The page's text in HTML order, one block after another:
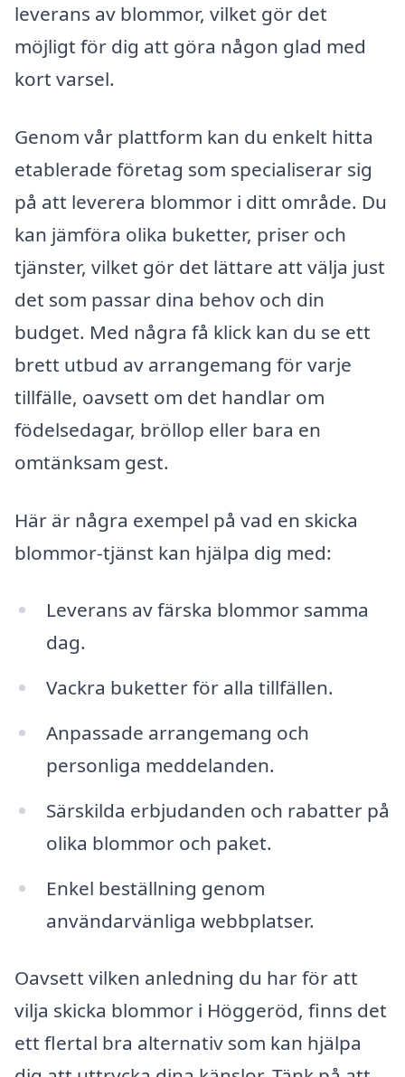
leverans av blommor, vilket gör det
möjligt för dig att göra någon glad med
kort varsel.
Genom vår plattform kan du enkelt hitta
etablerade företag som specialiserar sig
på att leverera blommor i ditt område. Du
kan jämföra olika buketter, priser och
tjänster, vilket gör det lättare att välja just
det som passar dina behov och din
budget. Med några få klick kan du se ett
brett utbud av arrangemang för varje
tillfälle, oavsett om det handlar om
födelsedagar, bröllop eller bara en
omtänksam gest.
Här är några exempel på vad en skicka
blommor-tjänst kan hjälpa dig med:
Leverans av färska blommor samma
dag.
Vackra buketter för alla tillfällen.
Anpassade arrangemang och
personliga meddelanden.
Särskilda erbjudanden och rabatter på
olika blommor och paket.
Enkel beställning genom
användarvänliga webbplatser.
Oavsett vilken anledning du har för att
vilja skicka blommor i Höggeröd, finns det
ett flertal bra alternativ som kan hjälpa